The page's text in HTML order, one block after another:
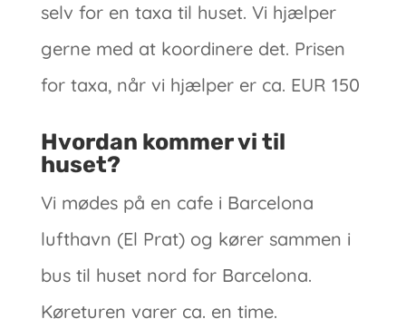
selv for en taxa til huset. Vi hjælper
gerne med at koordinere det. Prisen
for taxa, når vi hjælper er ca. EUR 150
Hvordan kommer vi til
huset?
Vi mødes på en cafe i Barcelona
lufthavn (El Prat) og kører sammen i
bus til huset nord for Barcelona.
Køreturen varer ca. en time.